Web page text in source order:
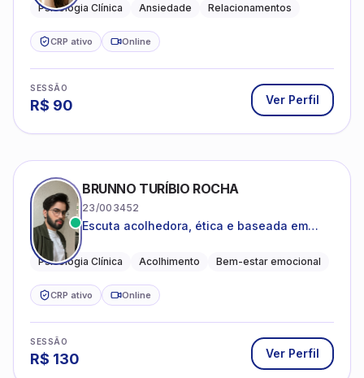
Psicologia Clínica Ansiedade Relacionamentos
CRP ativo Online
SESSÃO
R$ 90 Ver Perfil
BRUNNO TURÍBIO ROCHA
23/003452
Escuta acolhedora, ética e baseada em
Psicologia Clínica Acolhimento Bem-estar emocional
CRP ativo Online
SESSÃO
R$ 130 Ver Perfil